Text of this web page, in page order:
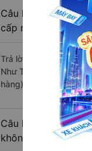
Câu hỏi: Review
cấp nhất?
Trả lời: Những hãng
Như TL đi Đà Nẵng từ
hàng).
Câu hỏi: Có loại xe
không?